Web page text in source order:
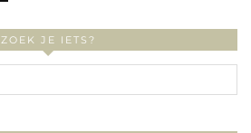
ZOEK JE IETS?